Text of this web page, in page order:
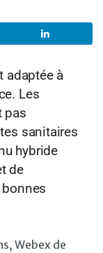
adaptée à
Les
pas
sanitaires
hybride
de
Webex de